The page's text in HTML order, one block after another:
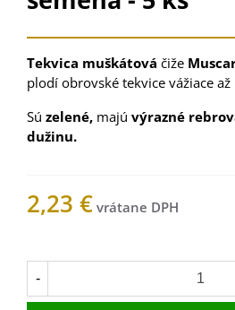
Tekvica muškátová čiže
plodí obrovské tekvice vážiace až
Sú zelené, majú výrazné
dužinu.
2,23 €
-